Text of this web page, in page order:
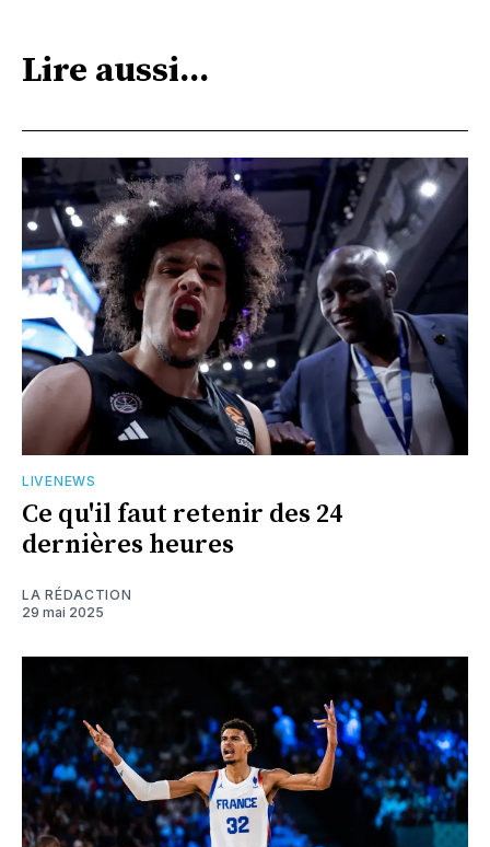
Lire aussi...
LIVENEWS
Ce qu'il faut retenir des 24
dernières heures
LA RÉDACTION
29 mai 2025